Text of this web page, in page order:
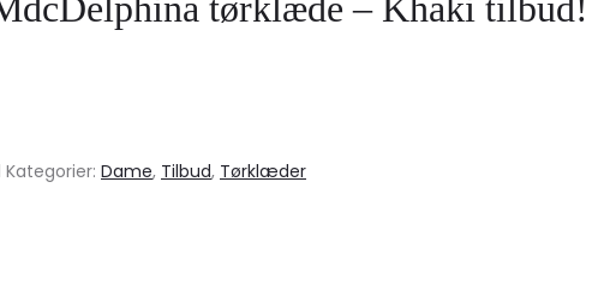
tørklæde – Khaki tilbud!
Kategorier: Dame, Tilbud, Tørklæder